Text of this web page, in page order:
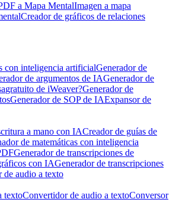
a Mapa MentalImagen a mapa
Creador de gráficos de relaciones
con inteligencia artificialGenerador de
de argumentos de IAGenerador de
gratuito de iWeaver?Generador de
Generador de SOP de IAExpansor de
a mano con IACreador de guías de
de matemáticas con inteligencia
Generador de transcripciones de
con IAGenerador de transcripciones
de audio a texto
textoConvertidor de audio a textoConversor